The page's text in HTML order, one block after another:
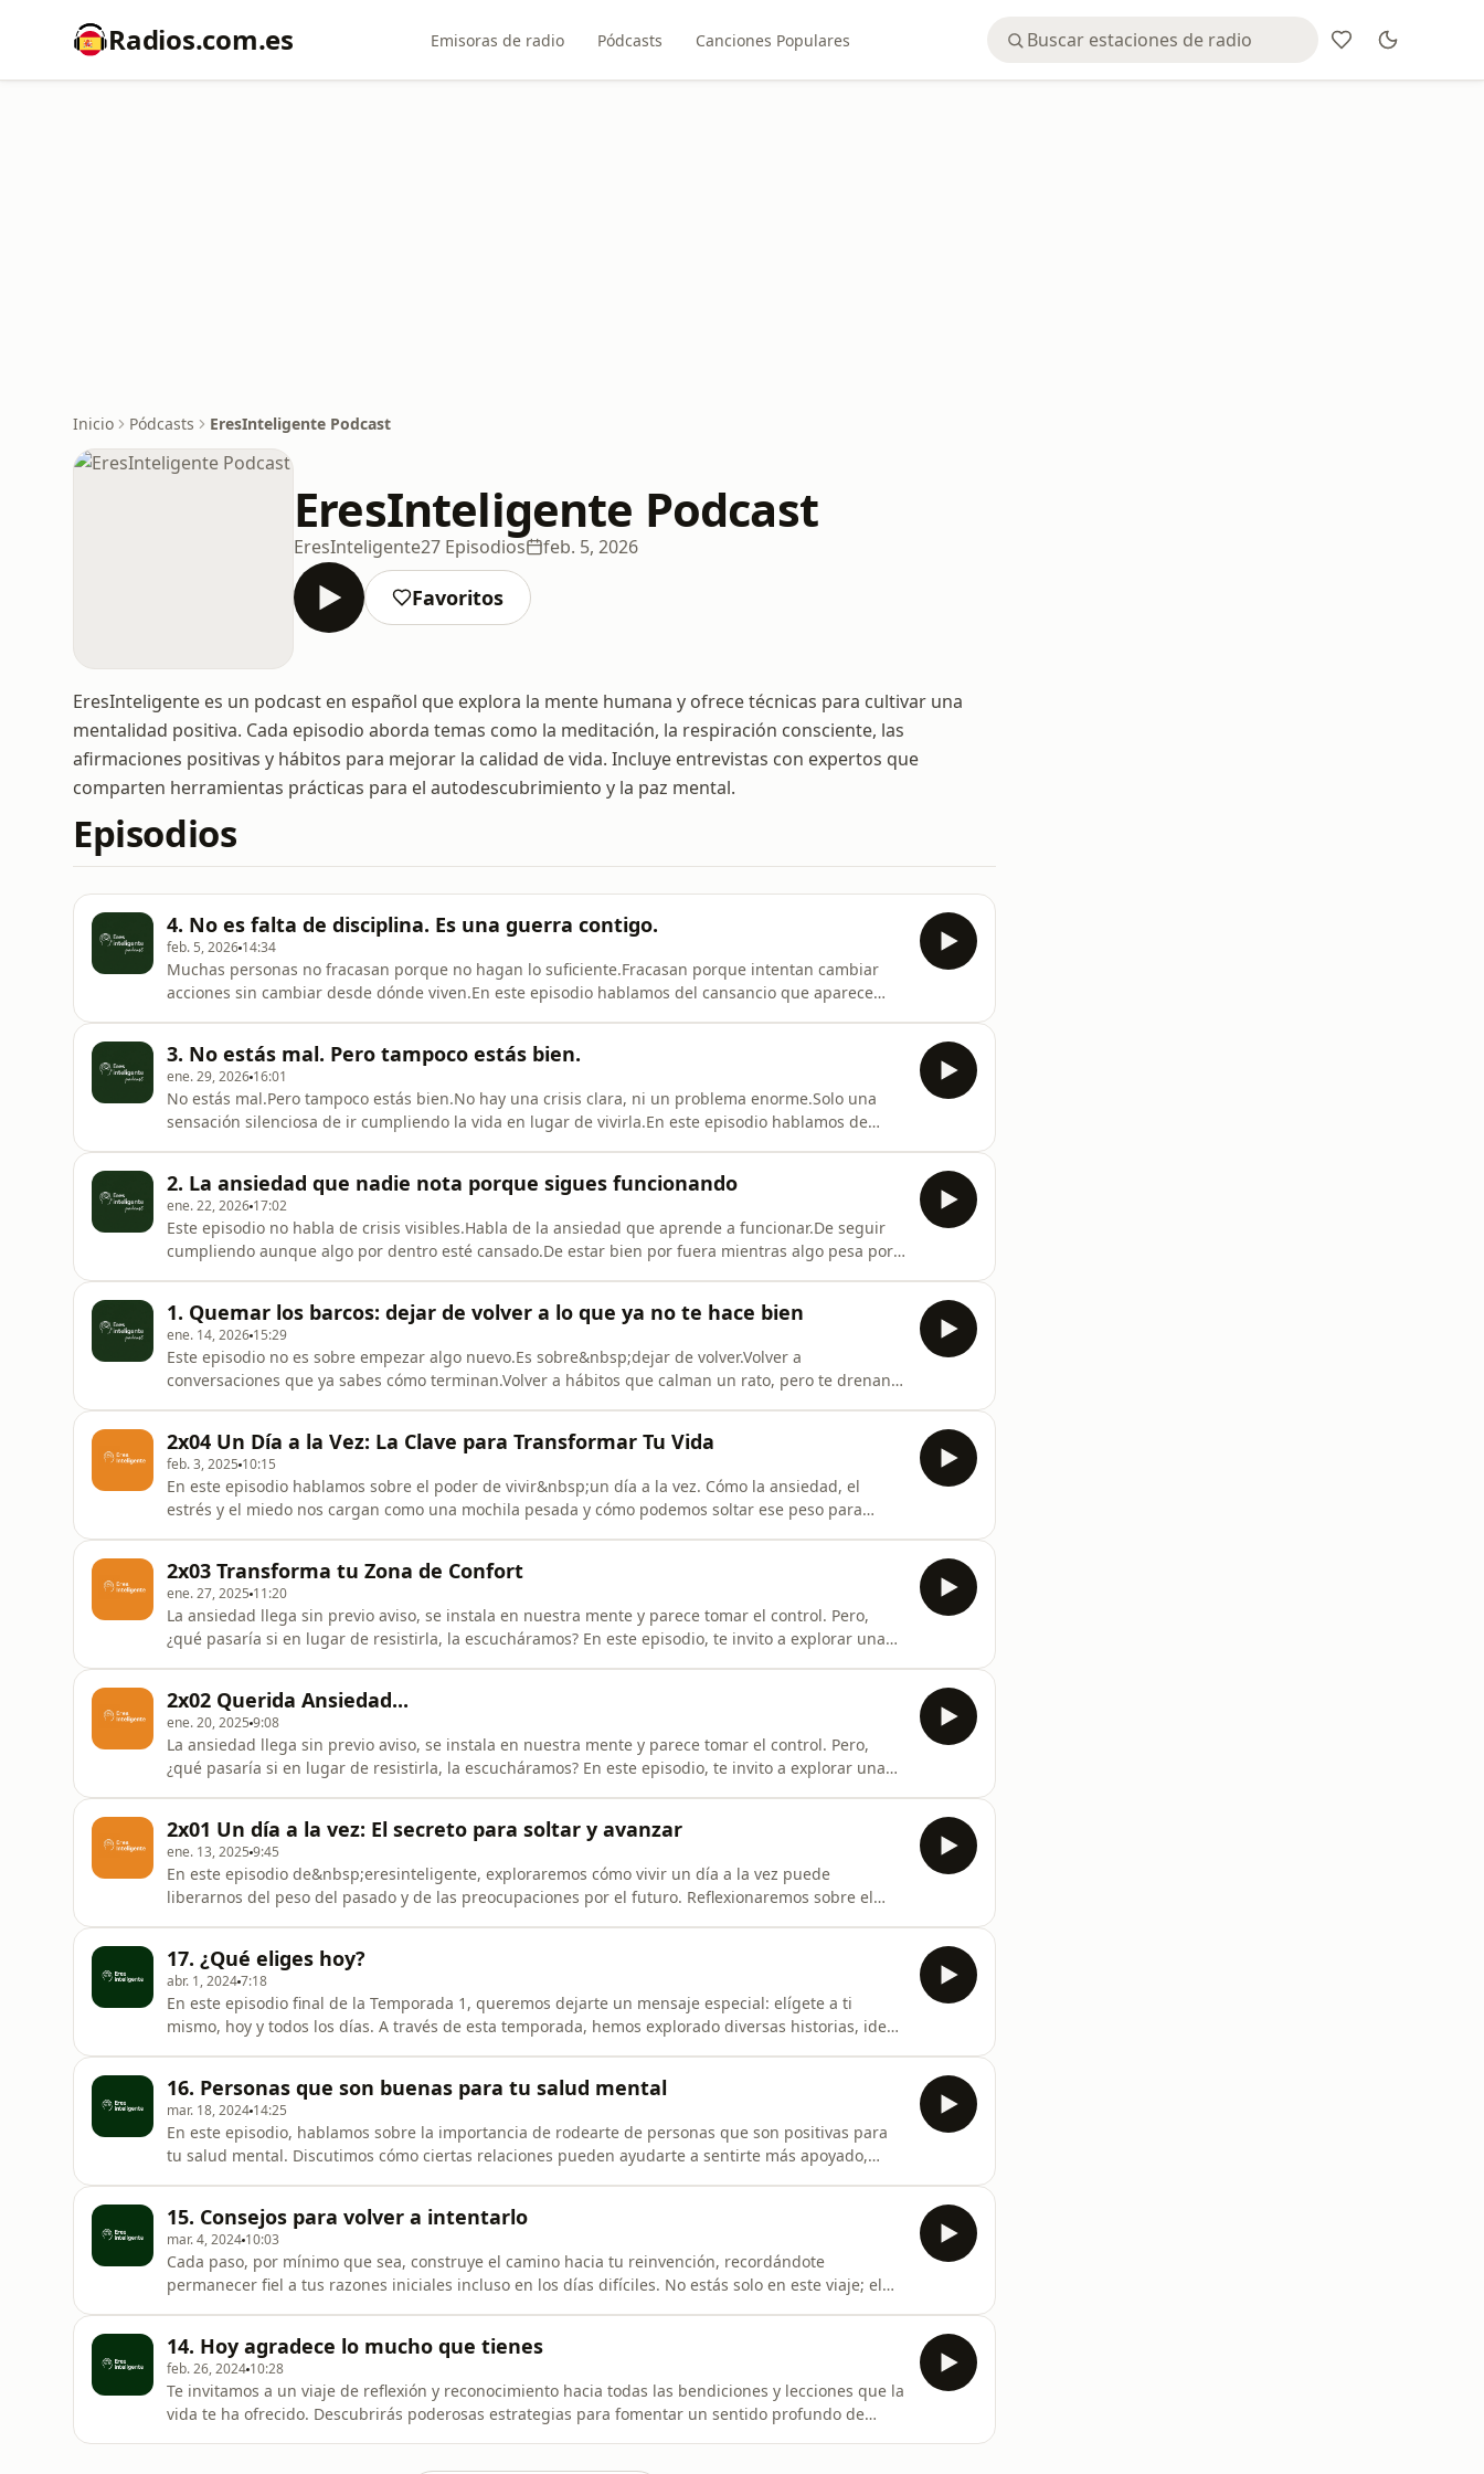
Radios.com.es Emisoras de radio Pódcasts Canciones Populares
Inicio Pódcasts EresInteligente Podcast
EresInteligente Podcast
EresInteligente27 Episodios feb. 5, 2026
Favoritos
EresInteligente es un podcast en español que explora la mente humana y ofrece técnicas para cultivar una
mentalidad positiva. Cada episodio aborda temas como la meditación, la respiración consciente, las
afirmaciones positivas y hábitos para mejorar la calidad de vida. Incluye entrevistas con expertos que
comparten herramientas prácticas para el autodescubrimiento y la paz mental.
Episodios
4. No es falta de disciplina. Es una guerra contigo.
feb. 5, 2026 14:34
Muchas personas no fracasan porque no hagan lo suficiente.Fracasan porque intentan cambiar
acciones sin cambiar desde dónde viven.En este episodio hablamos del cansancio que aparece
contigo. El cambio real no se s
3. No estás mal. Pero tampoco estás bien.
ene. 29, 2026 16:01
No estás mal.Pero tampoco estás bien.No hay una crisis clara, ni un problema enorme.Solo una
sensación silenciosa de ir cumpliendo la vida en lugar de vivirla.En este episodio hablamos de
cansancio que a
2. La ansiedad que nadie nota porque sigues funcionando
ene. 22, 2026 17:02
Este episodio no habla de crisis visibles.Habla de la ansiedad que aprende a funcionar.De seguir
cumpliendo aunque algo por dentro esté cansado.De estar bien por fuera mientras algo pesa por
episodio es para ti.No
1. Quemar los barcos: dejar de volver a lo que ya no te hace bien
ene. 14, 2026 15:29
Este episodio no es sobre empezar algo nuevo.Es sobre&nbsp;dejar de volver.Volver a
conversaciones que ya sabes cómo terminan.Volver a hábitos que calman un rato, pero te drenan
incómodo:seguía estancado porque siem
2x04 Un Día a la Vez: La Clave para Transformar Tu Vida
feb. 3, 2025 10:15
En este episodio hablamos sobre el poder de vivir&nbsp;un día a la vez. Cómo la ansiedad, el
estrés y el miedo nos cargan como una mochila pesada y cómo podemos soltar ese peso para
haces,&nbsp;sígueme&nbsp;para más contenido que te
2x03 Transforma tu Zona de Confort
ene. 27, 2025 11:20
La ansiedad llega sin previo aviso, se instala en nuestra mente y parece tomar el control. Pero,
¿qué pasaría si en lugar de resistirla, la escucháramos? En este episodio, te invito a explorar una
en medio del ca
2x02 Querida Ansiedad...
ene. 20, 2025 9:08
La ansiedad llega sin previo aviso, se instala en nuestra mente y parece tomar el control. Pero,
¿qué pasaría si en lugar de resistirla, la escucháramos? En este episodio, te invito a explorar una
en medio del ca
2x01 Un día a la vez: El secreto para soltar y avanzar
ene. 13, 2025 9:45
En este episodio de&nbsp;eresinteligente, exploraremos cómo vivir un día a la vez puede
liberarnos del peso del pasado y de las preocupaciones por el futuro. Reflexionaremos sobre el
sencillas para cultivar grat
17. ¿Qué eliges hoy?
abr. 1, 20247:18
En este episodio final de la Temporada 1, queremos dejarte un mensaje especial: elígete a ti
mismo, hoy y todos los días. A través de esta temporada, hemos explorado diversas historias, ideas
ponerte a ti mismo e
16. Personas que son buenas para tu salud mental
mar. 18, 2024 14:25
En este episodio, hablamos sobre la importancia de rodearte de personas que son positivas para
tu salud mental. Discutimos cómo ciertas relaciones pueden ayudarte a sentirte más apoyado,
y tu bienestar emocio
15. Consejos para volver a intentarlo
mar. 4, 2024 10:03
Cada paso, por mínimo que sea, construye el camino hacia tu reinvención, recordándote
permanecer fiel a tus razones iniciales incluso en los días difíciles. No estás solo en este viaje; el
Aceptar que está
14. Hoy agradece lo mucho que tienes
feb. 26, 2024 10:28
Te invitamos a un viaje de reflexión y reconocimiento hacia todas las bendiciones y lecciones que la
vida te ha ofrecido. Descubrirás poderosas estrategias para fomentar un sentido profundo de